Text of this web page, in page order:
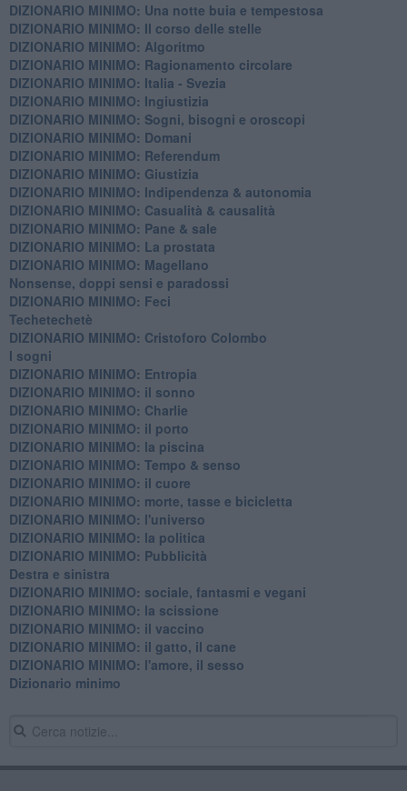
DIZIONARIO MINIMO: ​Una notte buia e tempestosa
DIZIONARIO MINIMO: Il corso delle stelle
DIZIONARIO MINIMO: Algoritmo
DIZIONARIO MINIMO: Ragionamento circolare
DIZIONARIO MINIMO: Italia - Svezia
DIZIONARIO MINIMO: ​Ingiustizia
DIZIONARIO MINIMO: ​Sogni, bisogni e oroscopi
DIZIONARIO MINIMO: Domani
DIZIONARIO MINIMO: Referendum
DIZIONARIO MINIMO: Giustizia
DIZIONARIO MINIMO: ​Indipendenza & autonomia
DIZIONARIO MINIMO: ​Casualità & causalità
​DIZIONARIO MINIMO: Pane & sale
DIZIONARIO MINIMO: La prostata
​DIZIONARIO MINIMO: Magellano
Nonsense, doppi sensi e paradossi
DIZIONARIO MINIMO: Feci
Techetechetè
DIZIONARIO MINIMO: Cristoforo Colombo
I sogni
DIZIONARIO MINIMO: Entropia
DIZIONARIO MINIMO: il sonno
DIZIONARIO MINIMO: Charlie
DIZIONARIO MINIMO: il porto
DIZIONARIO MINIMO: la piscina
DIZIONARIO MINIMO: Tempo & senso
DIZIONARIO MINIMO: il cuore
DIZIONARIO MINIMO: morte, tasse e bicicletta
DIZIONARIO MINIMO: l'universo
DIZIONARIO MINIMO: la politica
DIZIONARIO MINIMO: Pubblicità
Destra e sinistra
DIZIONARIO MINIMO: sociale, fantasmi e vegani
DIZIONARIO MINIMO: la scissione
DIZIONARIO MINIMO: il vaccino
DIZIONARIO MINIMO: il gatto, il cane
DIZIONARIO MINIMO: l'amore, il sesso
Dizionario minimo